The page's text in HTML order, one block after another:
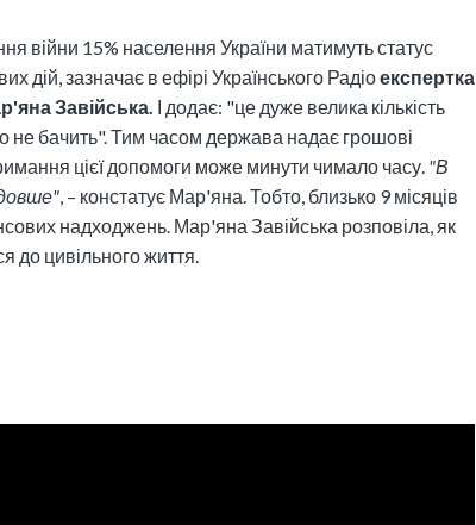
війни 15% населення України матимуть статус
дій, зазначає в ефірі Українського Радіоекспертка
Завійська. І додає: "це дуже велика кількість
не бачить". Тим часом держава надає грошові
цієї допомоги може минути чимало часу. "В
, – констатує Мар'яна. Тобто, близько 9 місяців
надходжень. Мар'яна Завійська розповіла, як
до цивільного життя.